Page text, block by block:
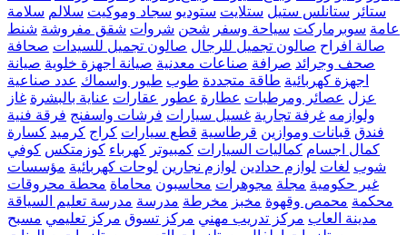
ستائر ستانلس ستيل ستلايت ستوديو سجاد وموكيت سلالم سلامة
عامة سوبرماركت سياحة وسفر شحن شروات شقق مفروشة شنط
صالة افراح صالون تجميل للرجال صالون تجميل للسيدات صحافة
صحف وجرائد صرافة صناعات معدنية صيانة اجهزة خلوية صيانة
اجهزة كهربائية طاقة متجددة طوب طيور واسماك عدد صناعية
عزل عصائر ومرطبات عطارة عطور عقارات عناية بالبشرة غاز
ولوازمه غرفة تجارية غسيل سيارات فرشات واسفنج فرقة فنية
فندق قبانات وموازين قرطاسية قطع سيارات كراج كرميد كسارة
كمال اجسام كماليات السيارات كمبيوتر كهرباء كوزمتكس كوفي
شوب لغات لوازم حدادين لوازم نجارين لوحات كهربائية مؤسسات
غير حكومية مجلة مجوهرات محاسبون محاماة محطة محروقات
محكمة محمص وقهوة مخبز مخرطة مدرسة مدرسة تعليم السياقة
مدينة العاب مركز تدريب مهني مركز تسوق مركز تعليمي مسبح